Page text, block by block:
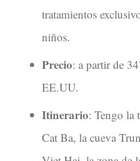
tratamientos
niños.
Precio: a partir de
EE.UU.
Itinerario: Tengo la
Cat Ba, la cueva